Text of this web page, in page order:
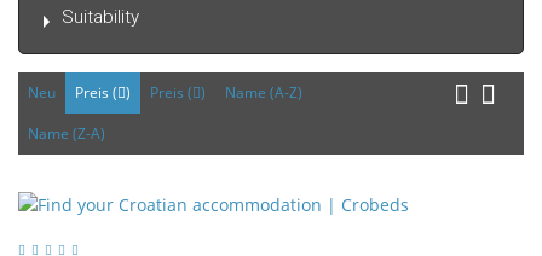
Suitability
Neu Preis ( ) Preis ( )
Name (A-Z)
Name (Z-A)